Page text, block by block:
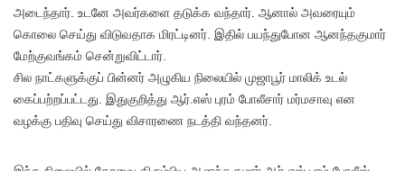
அடைந்தார். உடனே அவர்களை தடுக்க வந்தார். ஆனால் அவரையும்
கொலை செய்து விடுவதாக மிரட்டினர். இதில் பயந்துபோன ஆனந்தகுமார்
மேற்குவங்கம் சென்றுவிட்டார்.
சில நாட்களுக்குப் பின்னர் அழுகிய நிலையில் முஜாபூர் மாலிக் உடல்
கைப்பற்றப்பட்டது. இதுகுறித்து ஆர்.எஸ் புரம் போலீசார் மர்மசாவு என
வழக்கு பதிவு செய்து விசாரணை நடத்தி வந்தனர்.